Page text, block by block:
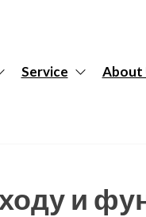
Service About
и